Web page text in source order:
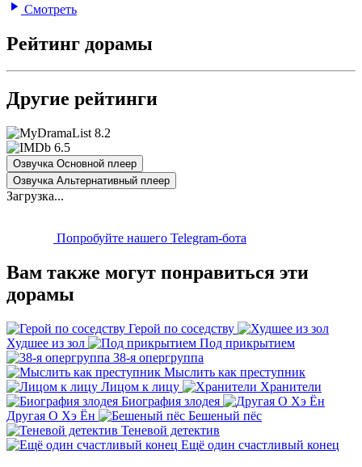
Смотреть
Рейтинг дорамы
Другие рейтинги
8.2
6.5
Озвучка Основной плеер
Озвучка Альтернативный плеер
Загрузка...
Попробуйте нашего Telegram-бота
Вам также могут понравиться эти
дорамы
Герой по соседству
Худшее из зол
Под прикрытием
38-я опергруппа
Мыслить как преступник
Лицом к лицу
Хранители
Биография злодея
Другая О Хэ Ён
Бешеный пёс
Теневой детектив
Ещё один счастливый конец